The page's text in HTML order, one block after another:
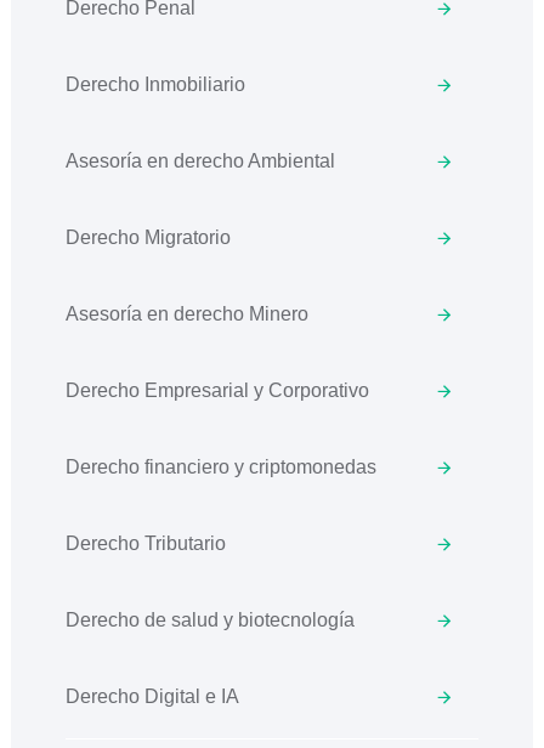
Derecho Penal
Derecho Inmobiliario
Asesoría en derecho Ambiental
Derecho Migratorio
Asesoría en derecho Minero
Derecho Empresarial y Corporativo
Derecho financiero y criptomonedas
Derecho Tributario
Derecho de salud y biotecnología
Derecho Digital e IA